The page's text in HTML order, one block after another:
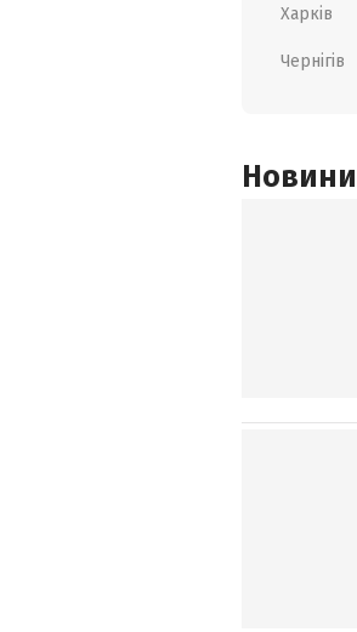
Харків
Чернігів
Новини